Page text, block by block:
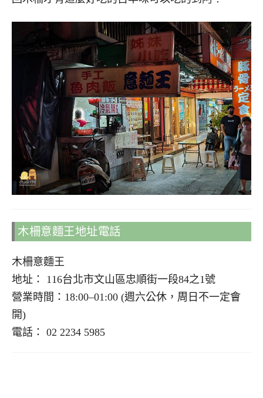
木柵意麵王地址電話
木柵意麵王
地址： 116台北市文山區忠順街一段84之1號
營業時間：18:00–01:00 (週六公休，周日不一定會
開)
電話： 02 2234 5985